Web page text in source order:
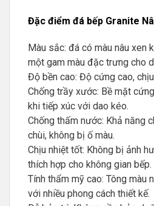
Đặc điểm đá bếp Granite
Màu sắc: đá có màu nâu xen
một gam màu đặc trưng cho
Độ bền cao: Độ cứng cao,
Chống trầy xước: Bề mặt
khi tiếp xúc với dao kéo.
Chống thấm nước: Khả năng
chùi, không bị ố màu.
Chịu nhiệt tốt: Không bị ảnh
thích hợp cho không gian bếp.
Tính thẩm mỹ cao: Tông màu
với nhiều phong cách thiết kế.